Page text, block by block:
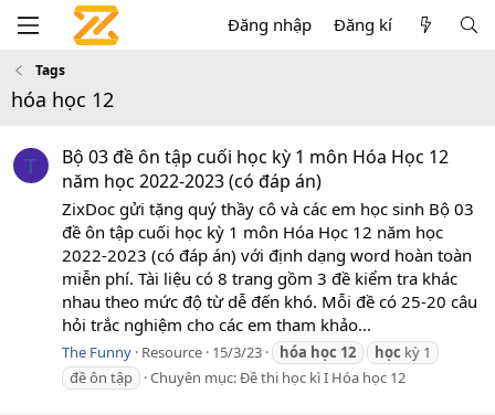
Đăng nhập Đăng kí
Tags
hóa học 12
T
Bộ 03 đề ôn tập cuối học kỳ 1 môn Hóa Học 12
năm học 2022-2023 (có đáp án)
ZixDoc gửi tặng quý thầy cô và các em học sinh Bộ 03
đề ôn tập cuối học kỳ 1 môn Hóa Học 12 năm học
2022-2023 (có đáp án) với định dạng word hoàn toàn
miễn phí. Tài liệu có 8 trang gồm 3 đề kiểm tra khác
nhau theo mức độ từ dễ đến khó. Mỗi đề có 25-20 câu
hỏi trắc nghiệm cho các em tham khảo...
The Funny Resource 15/3/23 hóa học 12 học kỳ 1
đề ôn tập
Chuyên mục:Đề thi học kì I Hóa học 12